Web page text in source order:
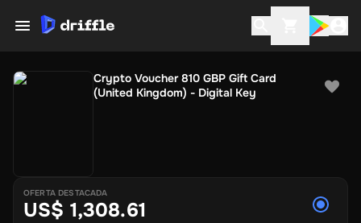
Crypto Voucher 810 GBP Gift Card
(United Kingdom) - Digital Key
OFERTA DESTACADA
US$ 1,308.61